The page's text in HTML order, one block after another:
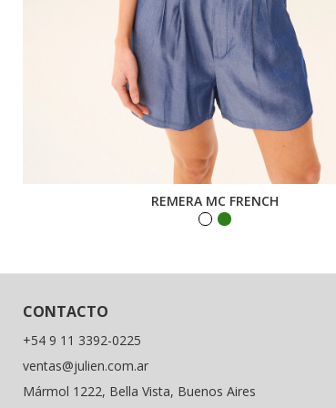
REMERA MC FRENCH
CONTACTO
+54 9 11 3392-0225
ventas@julien.com.ar
Mármol 1222, Bella Vista, Buenos Aires